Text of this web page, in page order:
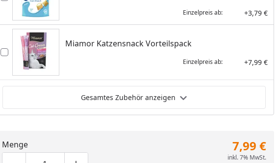
Einzelpreis ab: +3,79 €
Miamor Katzensnack Vorteilspack
Einzelpreis ab: +7,99 €
Gesamtes Zubehör anzeigen
Menge 7,99 €
inkl. 7% MwSt.